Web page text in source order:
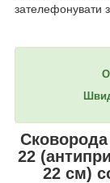
зателефонувати
22
22 см)